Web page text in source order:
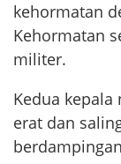
kehormatan
Kehormatan
militer.
Kedua
erat dan